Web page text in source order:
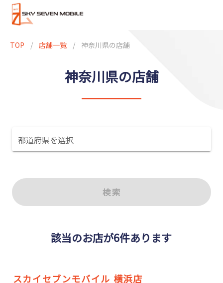
TOP / 店舗一覧 / 神奈川県の店舗
神奈川県の店舗
都道府県を選択
検索
該当のお店が6件あります
スカイセブンモバイル 横浜店